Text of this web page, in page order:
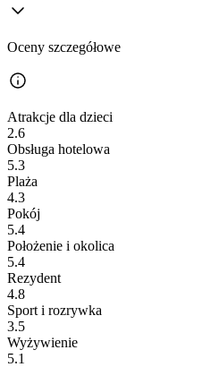
Oceny szczegółowe
Atrakcje dla dzieci
2.6
Obsługa hotelowa
5.3
Plaża
4.3
Pokój
5.4
Położenie i okolica
5.4
Rezydent
4.8
Sport i rozrywka
3.5
Wyżywienie
5.1